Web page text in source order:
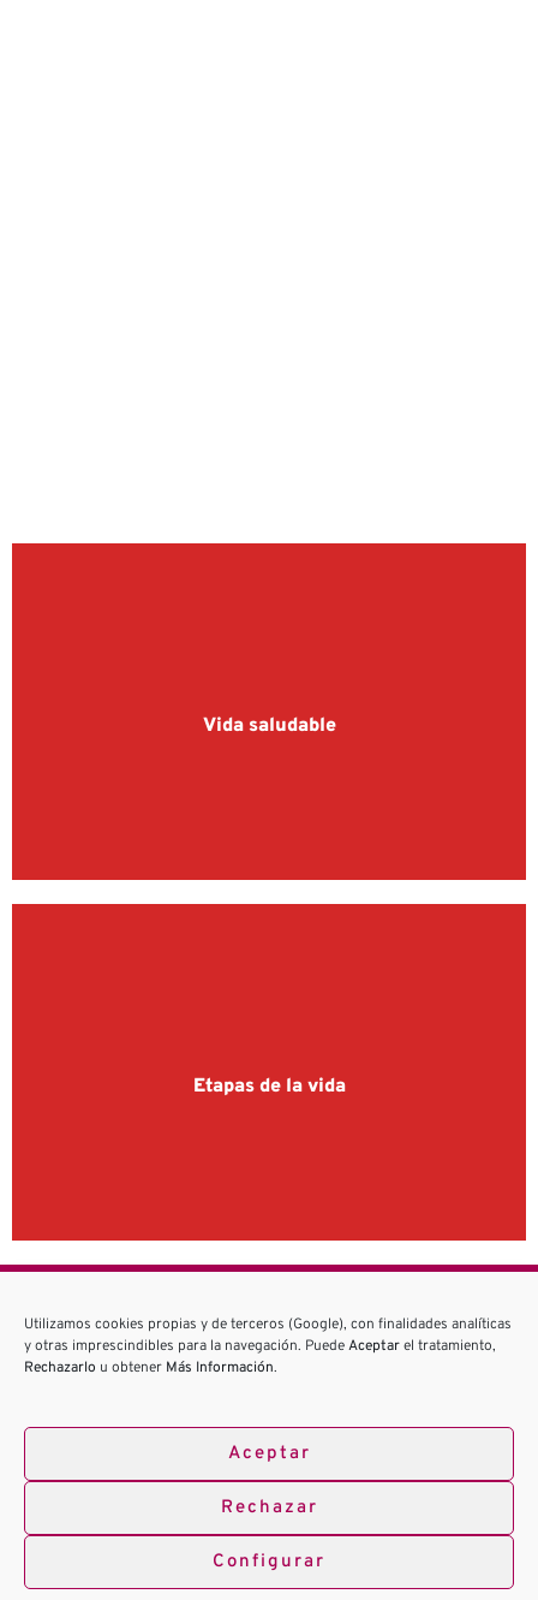
Utilizamos cookies propias y de terceros (Google), con finalidades analíticas
y otras imprescindibles para la navegación. PuedeAceptarel tratamiento,
Rechazarlo u obtener Más Información.
Aceptar
Rechazar
Configurar
Vida saludable
Etapas de la vida
¿Tienes alguna duda?